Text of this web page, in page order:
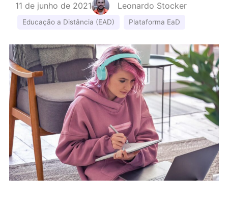
11 de junho de 2021 Leonardo Stocker
Educação a Distância (EAD) Plataforma EaD